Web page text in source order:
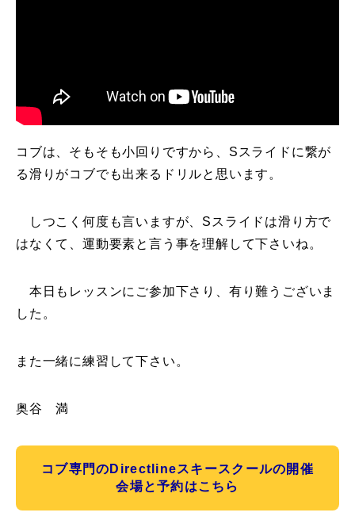
コブは、そもそも小回りですから、Sスライドに繋が
る滑りがコブでも出来るドリルと思います。
しつこく何度も言いますが、Sスライドは滑り方で
はなくて、運動要素と言う事を理解して下さいね。
本日もレッスンにご参加下さり、有り難うございま
した。
また一緒に練習して下さい。
奥谷 満
コブ専門のDirectlineスキースクールの開催
会場と予約はこちら